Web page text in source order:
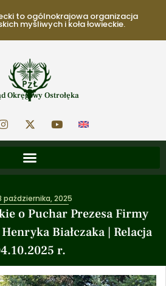
to ogólnokrajowa organizacja
myśliwych i koła łowieckie.
Okręgowy Ostrołęka
o Puchar Prezesa Firmy
Białczaka | Relacja
r.
października, 2025